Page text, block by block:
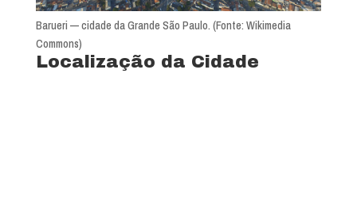
Barueri — cidade da Grande São Paulo. (Fonte: Wikimedia
Commons)
Localização da Cidade